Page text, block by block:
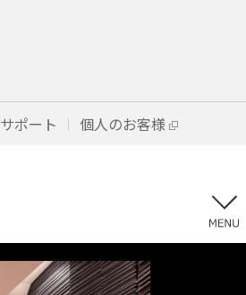
サポート 個人のお客様